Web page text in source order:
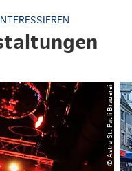
© Astra St. Pauli Brauerei